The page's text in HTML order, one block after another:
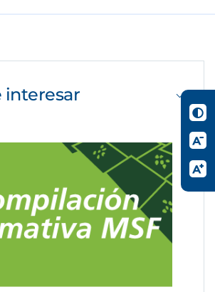
interesar